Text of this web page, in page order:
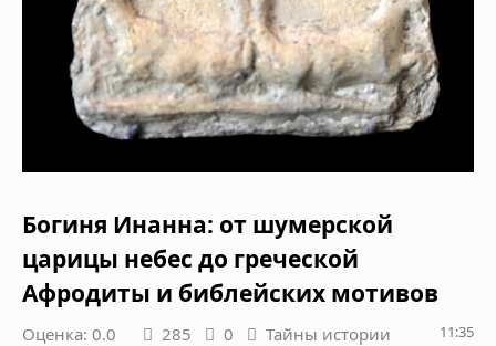
Богиня Инанна: от шумерской
царицы небес до греческой
Афродиты и библейских мотивов
Оценка: 0.0 285 0 Тайны истории 11:35